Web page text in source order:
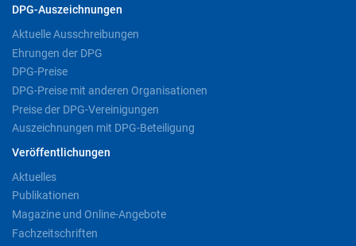
DPG-Auszeichnungen
Aktuelle Ausschreibungen
Ehrungen der DPG
DPG-Preise
DPG-Preise mit anderen Organisationen
Preise der DPG-Vereinigungen
Auszeichnungen mit DPG-Beteiligung
Veröffentlichungen
Aktuelles
Publikationen
Magazine und Online-Angebote
Fachzeitschriften